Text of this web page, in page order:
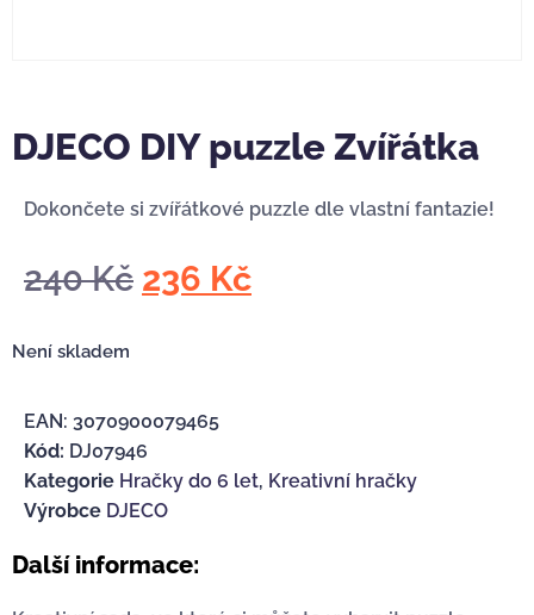
DJECO DIY puzzle Zvířátka
Dokončete si zvířátkové puzzle dle vlastní fantazie!
240Kč 236 Kč
Není skladem
EAN: 3070900079465
Kód: DJ07946
Kategorie Hračky do 6 let, Kreativní hračky
Výrobce DJECO
Další informace: